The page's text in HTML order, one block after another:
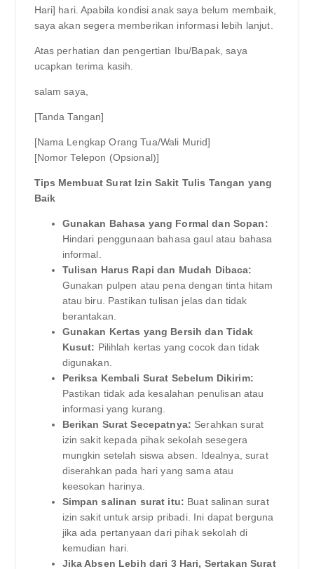
Hari] hari. Apabila kondisi anak saya belum membaik,
saya akan segera memberikan informasi lebih lanjut.
Atas perhatian dan pengertian Ibu/Bapak, saya
ucapkan terima kasih.
salam saya,
[Tanda Tangan]
[Nama Lengkap Orang Tua/Wali Murid]
[Nomor Telepon (Opsional)]
Tips Membuat Surat Izin Sakit Tulis Tangan yang
Baik
Gunakan Bahasa yang Formal dan Sopan:
Hindari penggunaan bahasa gaul atau bahasa
informal.
Tulisan Harus Rapi dan Mudah Dibaca:
Gunakan pulpen atau pena dengan tinta hitam
atau biru. Pastikan tulisan jelas dan tidak
berantakan.
Gunakan Kertas yang Bersih dan Tidak
Kusut: Pilihlah kertas yang cocok dan tidak
digunakan.
Periksa Kembali Surat Sebelum Dikirim:
Pastikan tidak ada kesalahan penulisan atau
informasi yang kurang.
Berikan Surat Secepatnya: Serahkan surat
izin sakit kepada pihak sekolah sesegera
mungkin setelah siswa absen. Idealnya, surat
diserahkan pada hari yang sama atau
keesokan harinya.
Simpan salinan surat itu: Buat salinan surat
izin sakit untuk arsip pribadi. Ini dapat berguna
jika ada pertanyaan dari pihak sekolah di
kemudian hari.
Jika Absen Lebih dari 3 Hari, Sertakan Surat